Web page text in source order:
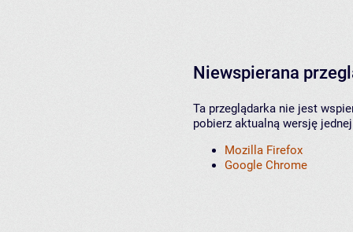
Niewspierana
Ta przeglądarka nie jest
pobierz aktualną wersję
Mozilla Firefox
Google Chrome